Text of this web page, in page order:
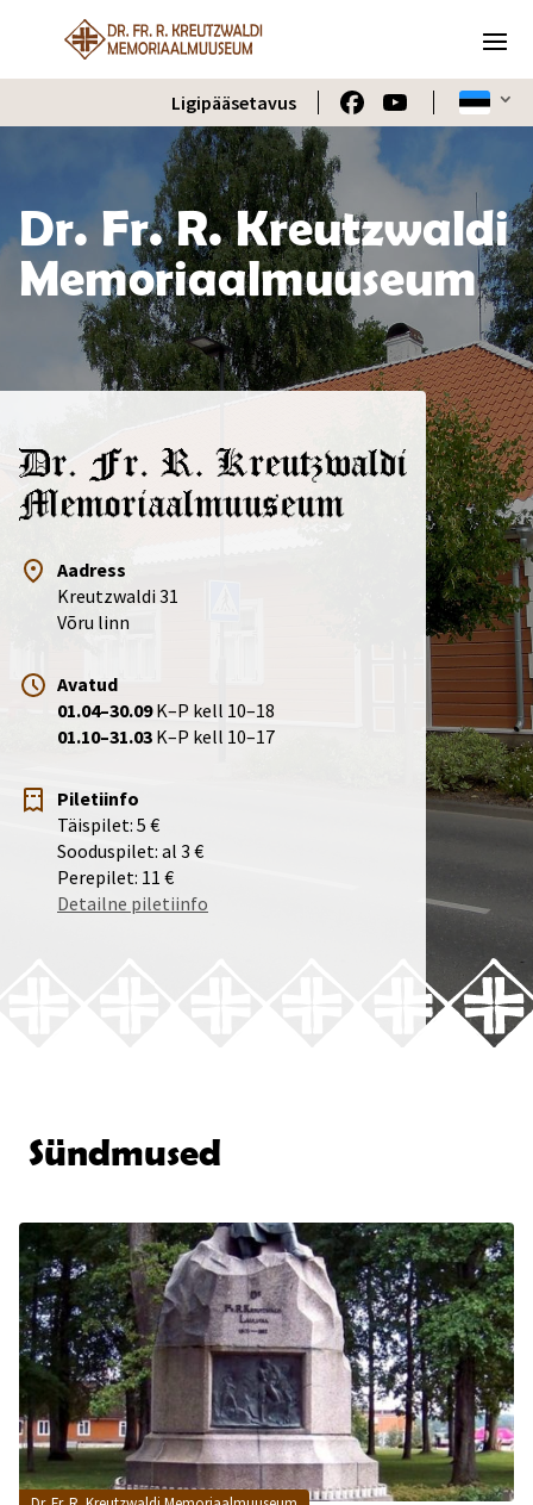
Ligipääsetavus
Dr. Fr. R. Kreutzwaldi
Memoriaalmuuseum
Aadress
Kreutzwaldi 31
Võru linn
Avatud
01.04–30.09K–P kell 10–18
01.10–31.03 K–P kell 10–17
Piletiinfo
Täispilet: 5 €
Sooduspilet: al 3 €
Perepilet: 11 €
Detailne piletiinfo
Sündmused